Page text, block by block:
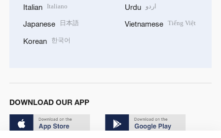
Italian Italiano
Japanese 日本語
Korean 한국어
Urdu اردو
Vietnamese Tiếng Việt
DOWNLOAD OUR APP